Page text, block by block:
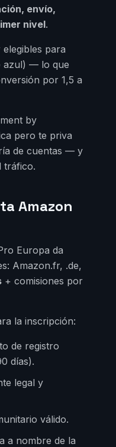
envío,
nivel.
para
azul) — lo que
por 1,5 a
by
pero te priva
de cuentas — y
tráfico.
Amazon
Europa da
Amazon.fr, .de,
+ comisiones por
la inscripción:
de registro
días).
legal y
válido.
a nombre de la